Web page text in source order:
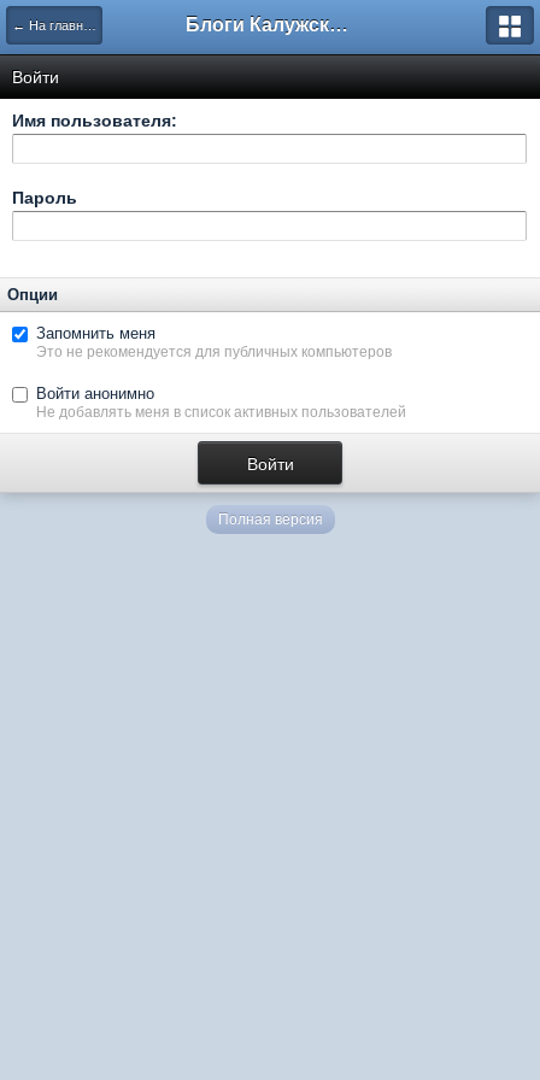
← На главную Блоги Калужского перекрестка
Войти
Имя пользователя:
Пароль
Опции
Запомнить меня
Это не рекомендуется для публичных компьютеров
Войти анонимно
Не добавлять меня в список активных пользователей
Полная версия